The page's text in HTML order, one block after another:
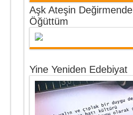
Aşk Ateşin Değirmende
Öğüttüm
Yine Yeniden Edebiyat